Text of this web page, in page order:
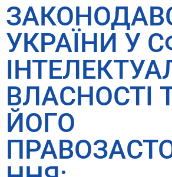
УКРАЇНИ У
ВЛАСНОСТІ
ЙОГО